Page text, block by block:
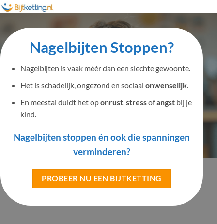
Nagelbijten Stoppen?
Nagelbijten is vaak méér dan een slechte gewoonte.
Het is schadelijk, ongezond en sociaal onwenselijk.
En meestal duidt het oponrust, stressofangstbij je
kind.
Nagelbijten stoppen én ook die spanningen
verminderen?
PROBEER NU EEN BIJTKETTING